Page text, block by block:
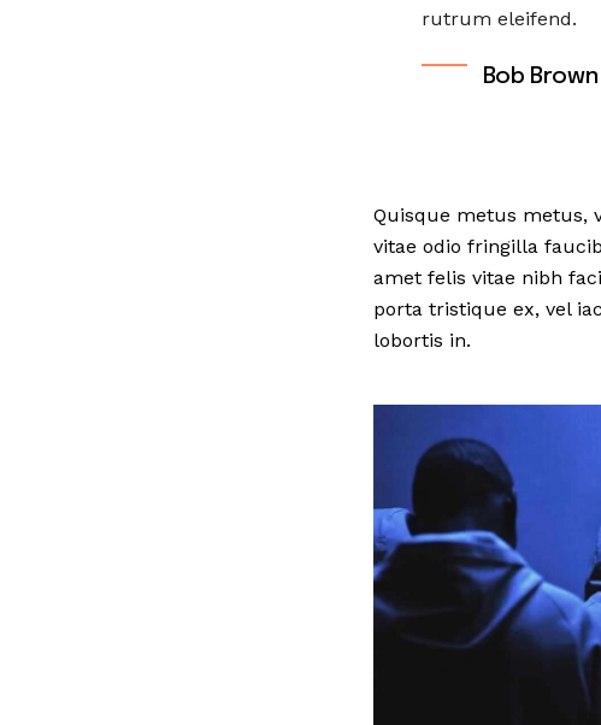
rutrum eleifend.
Bob Brown
Quisque metus
vitae odio fringilla
amet felis vitae nibh
porta tristique ex, vel
lobortis in.